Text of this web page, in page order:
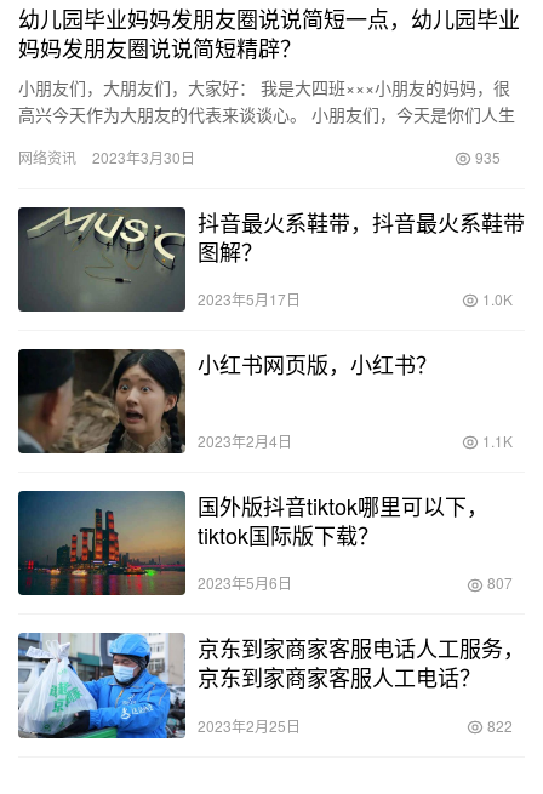
幼儿园毕业妈妈发朋友圈说说简短一点，幼儿园毕业
妈妈发朋友圈说说简短精辟？
小朋友们，大朋友们，大家好： 我是大四班×××小朋友的妈妈，很
高兴今天作为大朋友的代表来谈谈心。 小朋友们，今天是你们人生
年…
网络资讯 2023年3月30日 935
抖音最火系鞋带，抖音最火系鞋带
图解？
2023年5月17日 1.0K
小红书网页版，小红书？
2023年2月4日 1.1K
国外版抖音tiktok哪里可以下，
tiktok国际版下载？
2023年5月6日 807
京东到家商家客服电话人工服务，
京东到家商家客服人工电话？
2023年2月25日 822